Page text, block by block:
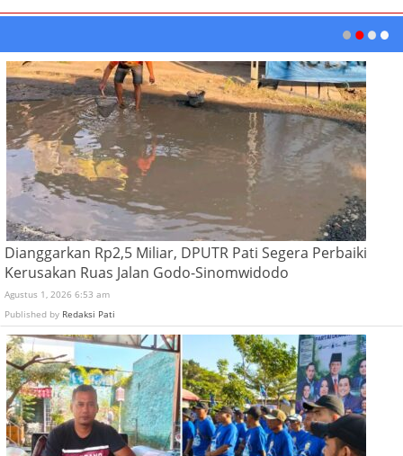
Dianggarkan Rp2,5 Miliar, DPUTR Pati Segera Perbaiki
Kerusakan Ruas Jalan Godo-Sinomwidodo
Agustus 1, 2026 6:53 am
Published by Redaksi Pati